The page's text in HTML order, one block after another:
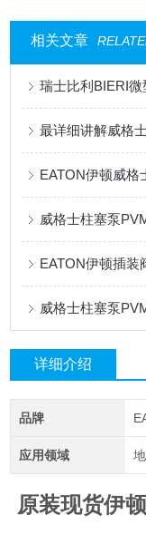
相关文章
瑞士比利BIERI
最详细讲解威格
EATON伊顿威格
威格士柱塞泵
EATON伊顿插装
详细介绍
品牌
应用领域
原装现货伊